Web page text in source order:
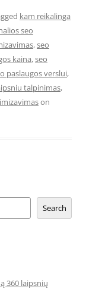
kam reikalinga
seo
,seo
kaina,seo
paslaugos verslui,
talpinimas,
on
Search
360 laipsnių